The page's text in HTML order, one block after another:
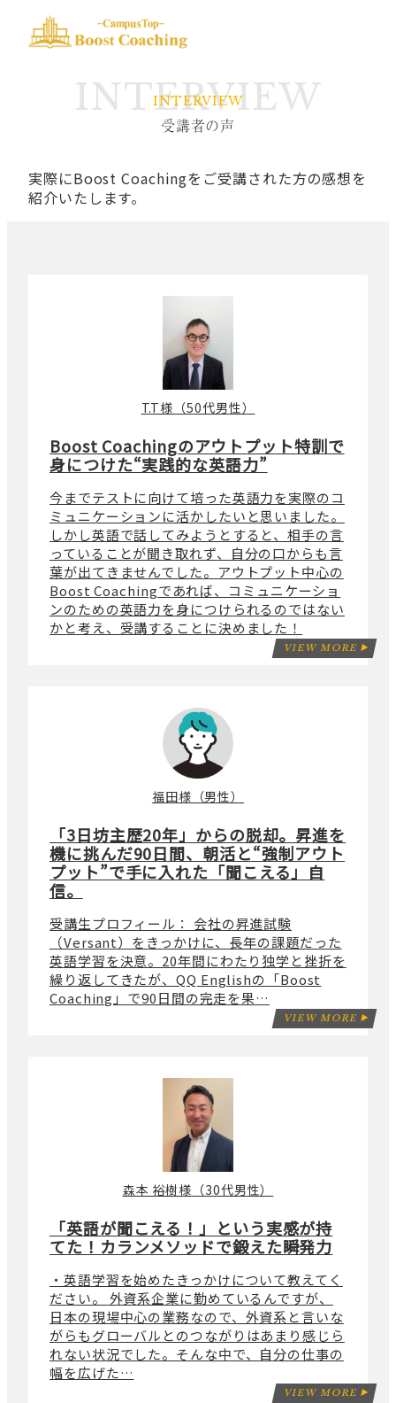
INTERVIEW
受講者の声
実際にBoost Coachingをご受講された方の感想を
紹介いたします。
Boost Coachingのアウトプット特訓で
身につけた“実践的な英語力”
T.T様（50代男性）
今までテストに向けて培った英語力を実際のコ
ミュニケーションに活かしたいと思いました。
しかし英語で話してみようとすると、相手の言
っていることが聞き取れず、自分の口からも言
葉が出てきませんでした。アウトプット中心の
Boost Coachingであれば、コミュニケーショ
ンのための英語力を身につけられるのではない
かと考え、受講することに決めました！
VIEW MORE
「3日坊主歴20年」からの脱却。昇進を
機に挑んだ90日間、朝活と“強制アウト
プット”で手に入れた「聞こえる」自
信。
福田様（男性）
受講生プロフィール： 会社の昇進試験
（Versant）をきっかけに、長年の課題だった
英語学習を決意。20年間にわたり独学と挫折を
繰り返してきたが、QQ Englishの「Boost
Coaching」で90日間の完走を果…
VIEW MORE
「英語が聞こえる！」という実感が持
てた！カランメソッドで鍛えた瞬発力
森本 裕樹様（30代男性）
・英語学習を始めたきっかけについて教えてく
ださい。 外資系企業に勤めているんですが、
日本の現場中心の業務なので、外資系と言いな
がらもグローバルとのつながりはあまり感じら
れない状況でした。そんな中で、自分の仕事の
幅を広げた…
VIEW MORE